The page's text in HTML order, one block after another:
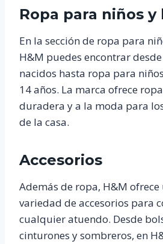
Ropa para niños y
En la sección de ropa para
H&M puedes encontrar
nacidos hasta ropa para
14 años. La marca ofrece
duradera y a la moda para
de la casa.
Accesorios
Además de ropa, H&M
variedad de accesorios para
cualquier atuendo. Desde
cinturones y sombreros, en